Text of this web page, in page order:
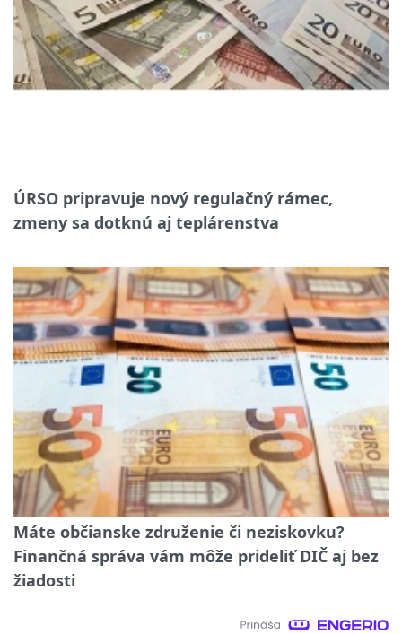
ÚRSO pripravuje nový regulačný rámec,
zmeny sa dotknú aj teplárenstva
Máte občianske združenie či neziskovku?
Finančná správa vám môže prideliť DIČ aj bez
žiadosti